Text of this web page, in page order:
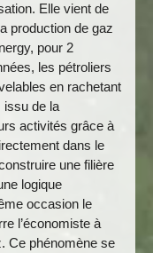
Elle vient de
production de gaz
pour 2
les pétroliers
en rachetant
issu de la
activités grâce à
dans le
une filière
logique
occasion le
l’économiste à
Ce phénomène se